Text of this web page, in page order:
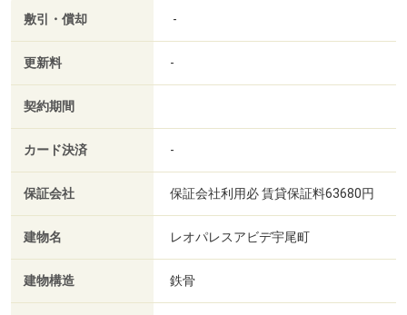
敷引・償却 -
更新料 -
契約期間
カード決済 -
保証会社 保証会社利用必 賃貸保証料63680円
建物名 レオパレスアビデ宇尾町
建物構造 鉄骨